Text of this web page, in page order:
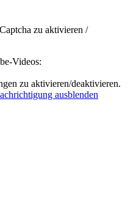
zu aktivieren /
Videos:
zu aktivieren/deaktivieren.
ausblenden